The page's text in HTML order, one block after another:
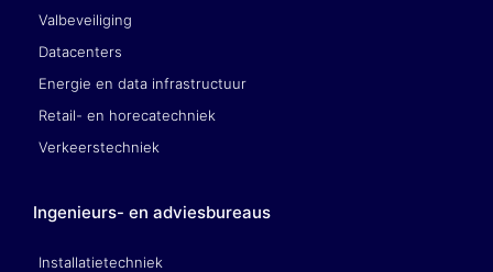
Valbeveiliging
Datacenters
Energie en data infrastructuur
Retail- en horecatechniek
Verkeerstechniek
Ingenieurs- en adviesbureaus
Installatietechniek